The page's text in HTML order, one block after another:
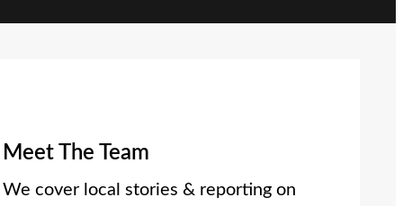
Meet The Team
We cover local stories & reporting on